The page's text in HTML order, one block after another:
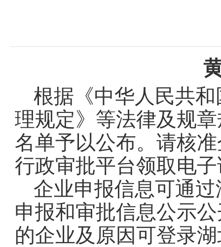
根据《中华人民共
理规定》等法律及规
名单予以公布。请核
行政审批平台领取电
企业申报信息可通
申报和审批信息公示
的企业及原因可登录